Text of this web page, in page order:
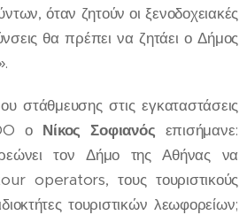
όταν ζητούν οι ξενοδοχειακές
θα πρέπει να ζητάει ο Δήμος
στάθμευσης στις εγκαταστάσεις
ο Νίκος Σοφιανός επισήμανε:
τον Δήμο της Αθήνας να
operators, τους τουριστικούς
τουριστικών λεωφορείων;